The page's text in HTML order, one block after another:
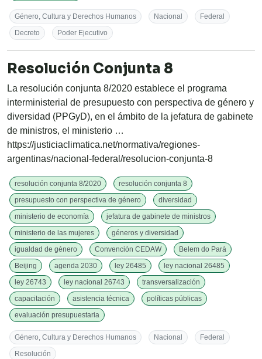
Género, Cultura y Derechos Humanos Nacional
Federal
Decreto
Poder Ejecutivo
Resolución Conjunta 8
La resolución conjunta 8/2020 establece el programa
interministerial de presupuesto con perspectiva de género y
diversidad (PPGyD), en el ámbito de la jefatura de gabinete
de ministros, el ministerio …
https://justiciaclimatica.net/normativa/regiones-
argentinas/nacional-federal/resolucion-conjunta-8
resolución conjunta 8/2020
resolución conjunta 8
presupuesto con perspectiva de género
diversidad
ministerio de economía
jefatura de gabinete de ministros
ministerio de las mujeres
géneros y diversidad
igualdad de género
Convención CEDAW
Belem do Pará
Beijing
agenda 2030 ley 26485
ley nacional 26485
ley 26743
ley nacional 26743
transversalización
capacitación
asistencia técnica
políticas públicas
evaluación presupuestaria
Género, Cultura y Derechos Humanos Nacional
Federal
Resolución